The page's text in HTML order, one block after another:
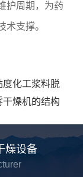
护周期，为药
术支撑。
度化工浆料脱
干燥机的结构
燥设备